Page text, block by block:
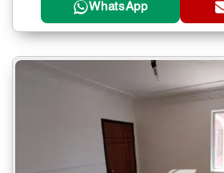
WhatsApp